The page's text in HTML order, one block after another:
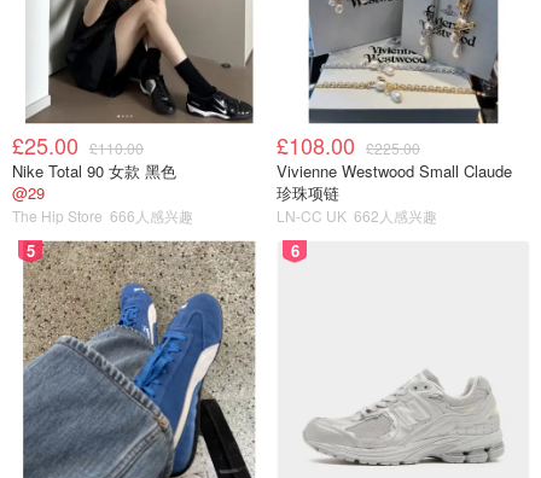
£25.00 £110.00
Nike Total 90 女款 黑色
@29
The Hip Store 666人感兴趣
£108.00 £225.00
Vivienne Westwood Small Claude
珍珠项链
LN-CC UK 662人感兴趣
5 6